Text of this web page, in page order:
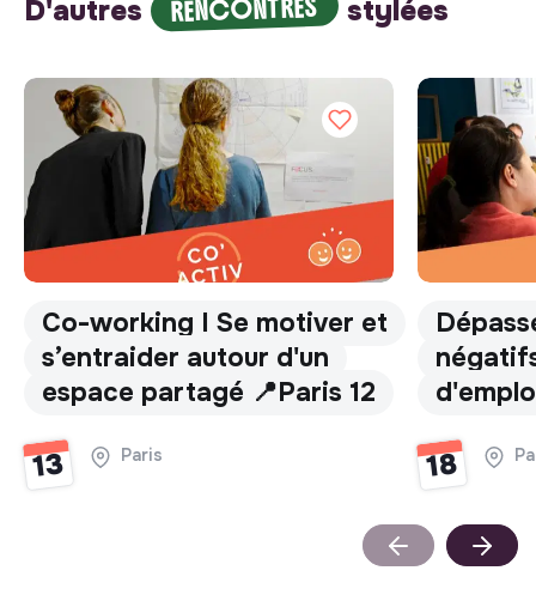
D'autres RENCONTRES stylées
Co-working I Se motiver et
s’entraider autour d'un
espace partagé 📍Paris 12
13 Paris 18